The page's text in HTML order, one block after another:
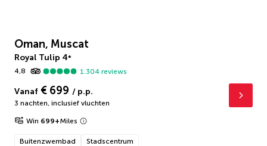
Oman, Muscat
Royal Tulip 4*
4,8
1.304 reviews
Vanaf € 699 / p.p.
3 nachten, inclusief vluchten
Win 699+Miles
Buitenzwembad Stadscentrum